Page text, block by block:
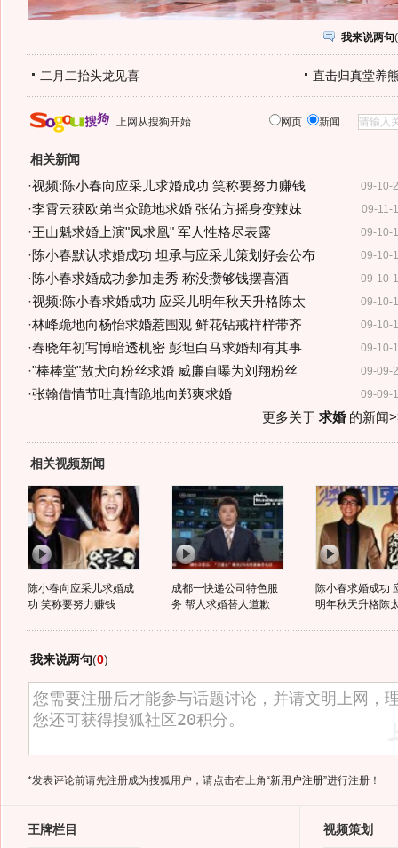
我来说两句(
二月二抬头龙见喜 直击归真堂养
上网从搜狗开始 网页 新闻
相关新闻
09-10-
·视频:陈小春向应采儿求婚成功 笑称要努力赚钱
09-11-
·李霄云获欧弟当众跪地求婚 张佑方摇身变辣妹
09-10-
·王山魁求婚上演"凤求凰" 军人性格尽表露
09-10-
·陈小春默认求婚成功 坦承与应采儿策划好会公布
09-10-
·陈小春求婚成功参加走秀 称没攒够钱摆喜酒
09-10-
·视频:陈小春求婚成功 应采儿明年秋天升格陈太
09-10-
·林峰跪地向杨怡求婚惹围观 鲜花钻戒样样带齐
09-10-
·春晓年初写博暗透机密 彭坦白马求婚却有其事
09-09-
·"棒棒堂"敖犬向粉丝求婚 威廉自曝为刘翔粉丝
09-09-
·张翰借情节吐真情跪地向郑爽求婚
更多关于 求婚的新闻
相关视频新闻
陈小春向应采儿求婚成
功 笑称要努力赚钱
成都一快递公司特色服
务 帮人求婚替人道歉
陈小春求婚成功
明年秋天升格陈
我来说两句(0)
*发表评论前请先注册成为搜狐用户，请点击右上角“新用户注册”进行注册！
王牌栏目 视频策划